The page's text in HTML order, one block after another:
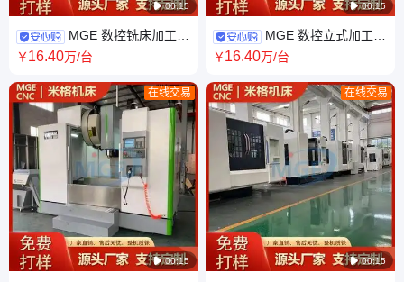
 00:15
MGE 数控铣床加工中
心VMC1160 流线紧凑设计 人
￥16.40万/台
 00:15
在线交易
 00:15
MGE 数控立式加工中
心VMC1160 高精度 铸件自然
￥16.40万/台
 00:15
在线交易